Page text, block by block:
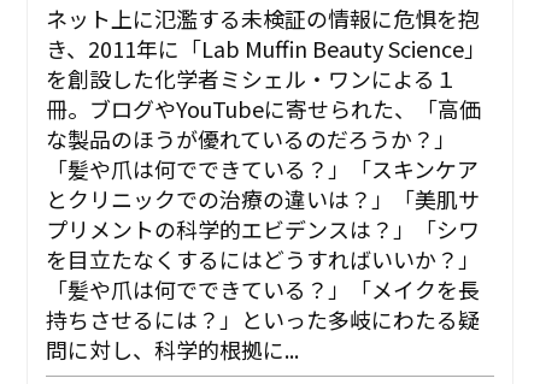
ネット上に氾濫する未検証の情報に危惧を抱
き、2011年に「Lab Muffin Beauty Science」
を創設した化学者ミシェル・ワンによる１
冊。ブログやYouTubeに寄せられた、「高価
な製品のほうが優れているのだろうか？」
「髪や爪は何でできている？」「スキンケア
とクリニックでの治療の違いは？」「美肌サ
プリメントの科学的エビデンスは？」「シワ
を目立たなくするにはどうすればいいか？」
「髪や爪は何でできている？」「メイクを長
持ちさせるには？」といった多岐にわたる疑
問に対し、科学的根拠に...